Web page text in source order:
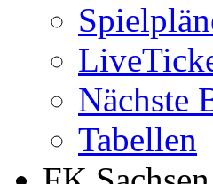
Nächste
Tabellen